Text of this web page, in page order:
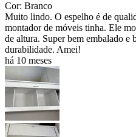
Cor: Branco
Muito lindo. O espelho é de
montador de móveis tinha. Ele
de altura. Super bem embalado e
durabilidade. Amei!
há 10 meses